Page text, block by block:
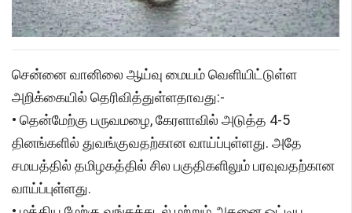
சென்னை வானிலை ஆய்வு மையம் வெளியிட்டுள்ள
அறிக்கையில் தெரிவித்துள்ளதாவது:-
• தென்மேற்கு பருவமழை, கேரளாவில் அடுத்த 4-5
தினங்களில் துவங்குவதற்கான வாய்ப்புள்ளது. அதே
சமயத்தில் தமிழகத்தில் சில பகுதிகளிலும் பரவுவதற்கான
வாய்ப்புள்ளது.